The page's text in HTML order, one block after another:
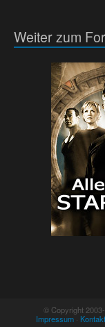
Weiter zum
© Copyright
Impressum· Kontakt